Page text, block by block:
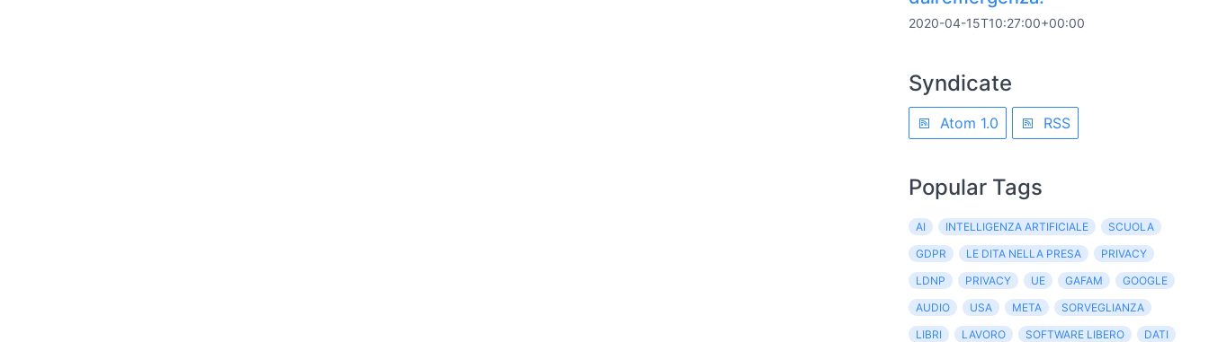
2020-04-15T10:27:00+00:00
Syndicate
Atom 1.0 RSS
Popular Tags
AI INTELLIGENZA ARTIFICIALE
SCUOLA
GDPR
LE DITA NELLA PRESA
PRIVACY
LDNP
PRIVACY UE GAFAM
GOOGLE
AUDIO
USA META
SORVEGLIANZA
LIBRI
LAVORO SOFTWARE LIBERO
DATI